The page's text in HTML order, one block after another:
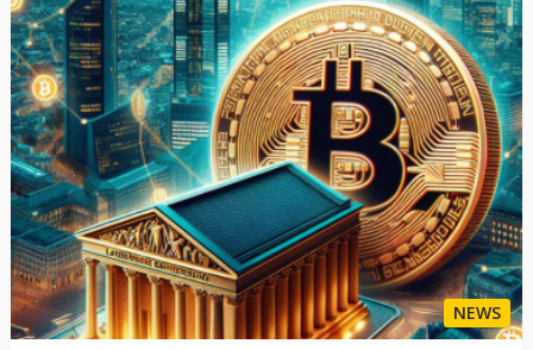
NEWS